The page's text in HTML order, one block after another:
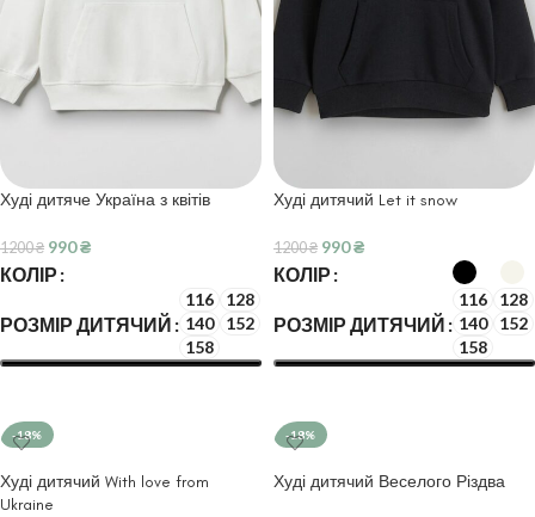
Худі дитяче Україна з квітів
1200₴ 990₴
КОЛІР
РОЗМІР ДИТЯЧИЙ
116
128
140
152
158
Худі дитячий Let it snow
1200₴ 990₴
КОЛІР
РОЗМІР ДИТЯЧИЙ
116
128
140
152
158
-18%
Худі дитячий With love from
Ukraine
-18%
Худі дитячий Веселого Різдва